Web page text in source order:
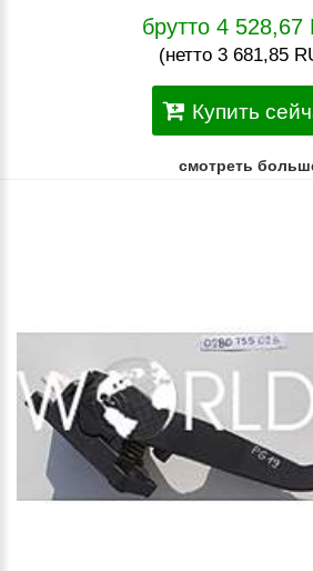
брутто 4 528,67
(нетто 3 681,85
Купить
смотреть